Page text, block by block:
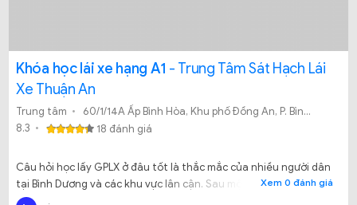
Khóa học lái xe hạng A1 - Trung Tâm Sát Hạch Lái
Xe Thuận An
Trung tâm
60/1/14A Ấp Bình Hòa, Khu phố Đồng An, P. Bình Hòa, TX Thuận An, Bình Dương
8.3
18 đánh giá
Câu hỏi học lấy GPLX ở đâu tốt là thắc mắc của nhiều người dân
tại Bình Dương và các khu vực lân cận. Sau một thời gian dài tìm
kiếm mà vẫn không biết học lái xe tại đâu uy tín và đảm bảo tỷ lệ
Xem 0 đánh giá